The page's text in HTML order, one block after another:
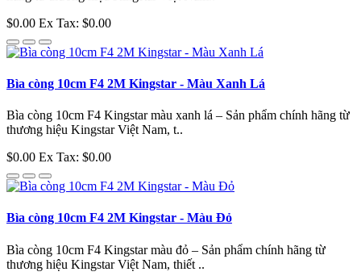
$0.00 Ex Tax: $0.00
Bìa còng 10cm F4 2M Kingstar - Màu Xanh Lá
Bìa còng 10cm F4 Kingstar màu xanh lá – Sản phẩm chính hãng từ
thương hiệu Kingstar Việt Nam, t..
$0.00 Ex Tax: $0.00
Bìa còng 10cm F4 2M Kingstar - Màu Đỏ
Bìa còng 10cm F4 Kingstar màu đỏ – Sản phẩm chính hãng từ
thương hiệu Kingstar Việt Nam, thiết ..